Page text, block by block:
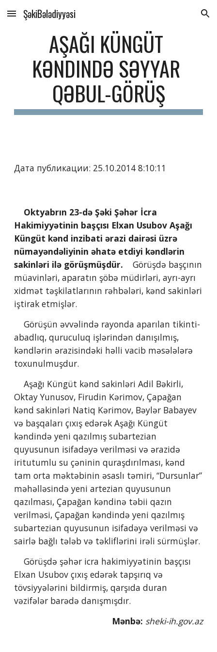
Skip to main content Skip to navigation
ŞəkiBələdiyyəsi
AŞAĞI KÜNGÜT
KƏNDINDƏ SƏYYAR
QƏBUL-GÖRÜŞ
Дата публикации: 25.10.2014 8:10:11
Hakimiyyətinin başçısı Elxan Usubov Aşağı
Küngüt kənd inzibati ərazi dairəsi üzrə
nümayəndəliyinin əhatə etdiyi kəndlərin
sakinləri ilə görüşmüşdür.
    Görüşdə başçının
müavinləri, aparatın şöbə müdirləri, ayrı-ayrı
xidmət təşkilatlarının rəhbələri, kənd sakinləri
iştirak etmişlər.
    Görüşün əvvəlində rayonda aparılan tikinti-
abadlıq, quruculuq işlərindən danışılmış,
kəndlərin ərazisindəki həlli vacib məsələlərə
toxunulmuşdur.
    Aşağı Küngüt kənd sakinləri Adil Bəkirli,
Oktay Yunusov, Firudin Kərimov, Çapağan
kənd sakinləri Natiq Kərimov, Bəylər Babayev
və başqaları çıxış edərək Aşağı Küngüt
kəndində yeni qazılmış subartezian
quyusunun isifadəyə verilməsi və ərazidə
iritutumlu su çəninin quraşdırılması, kənd
tam orta məktəbinin əsaslı təmiri, “Dursunlar”
məhəlləsində yeni artezian quyusunun
qazılması, Çapağan kəndinə təbii qazın
verilməsi, Çapağan kəndində yeni qazılmış
subartezian quyusunun isifadəyə verilməsi və
sairlə bağlı tələb və təkliflərini irəli sürmüşlər.
    Görüşdə şəhər icra hakimiyyətinin başçısı
Elxan Usubov çıxış edərək tapşırıq və
tövsiyyələrini bildirmiş, qarşıda duran
vəzifələr barədə danışmışdır.
Mənbə: sheki-ih.gov.az